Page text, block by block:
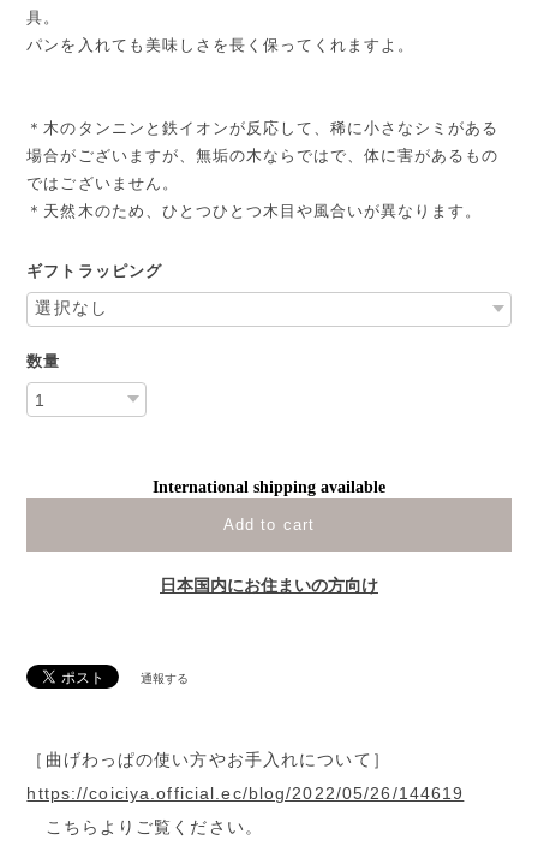
具。
パンを入れても美味しさを長く保ってくれますよ。
＊木のタンニンと鉄イオンが反応して、稀に小さなシミがある
場合がございますが、無垢の木ならではで、体に害があるもの
ではございません。
＊天然木のため、ひとつひとつ木目や風合いが異なります。
ギフトラッピング
数量
International shipping available
Add to cart
日本国内にお住まいの方向け
通報する
［曲げわっぱの使い方やお手入れについて］
https://coiciya.official.ec/blog/2022/05/26/144619
こちらよりご覧ください。